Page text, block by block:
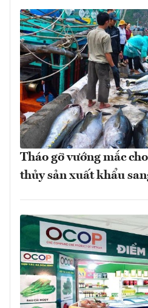
Tháo gỡ vướng mắc
thủy sản xuất khẩu